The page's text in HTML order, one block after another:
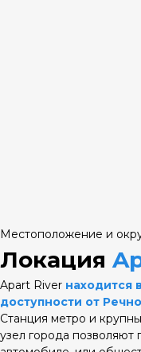
Местоположение и
Локация
Apart River находится
доступности от
Станция метро и
узел города позволяют